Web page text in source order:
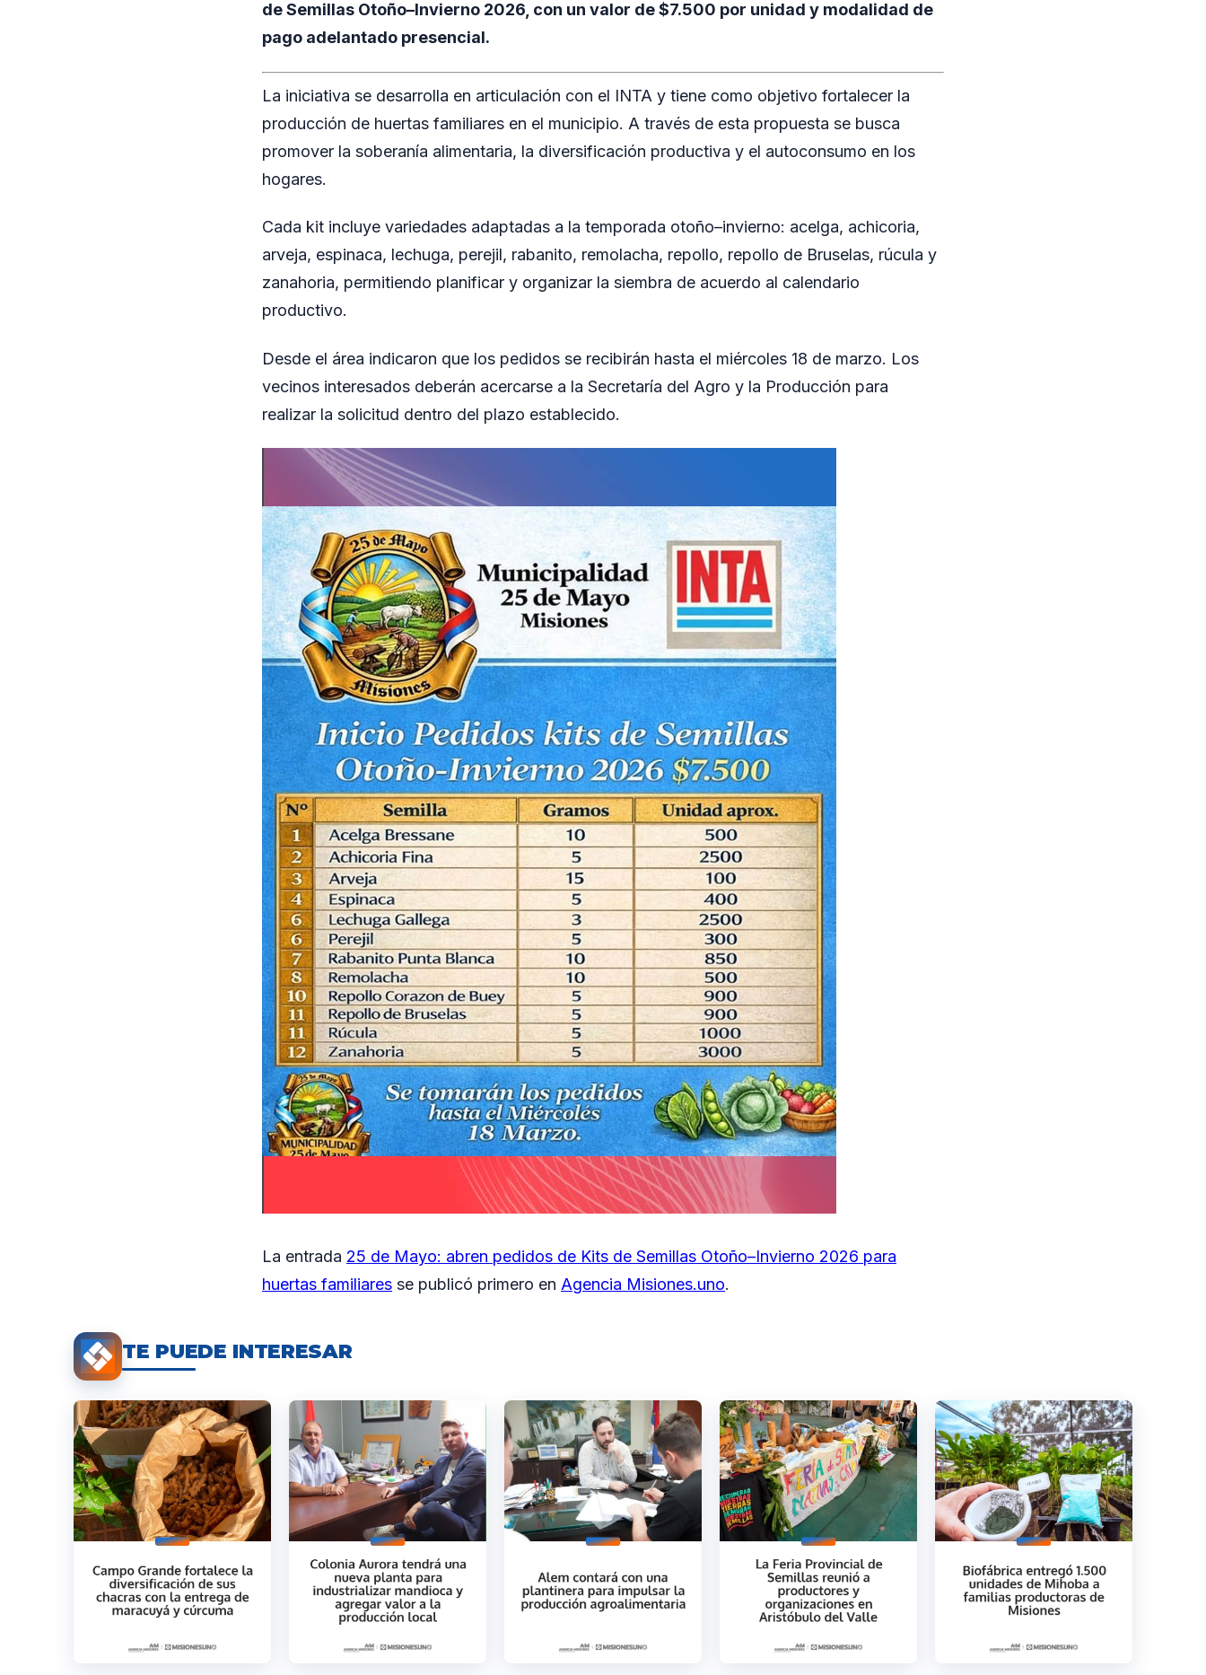
de Semillas Otoño–Invierno 2026, con un valor de $7.500 por unidad y modalidad de
pago adelantado presencial.
La iniciativa se desarrolla en articulación con el INTA y tiene como objetivo fortalecer la
producción de huertas familiares en el municipio. A través de esta propuesta se busca
promover la soberanía alimentaria, la diversificación productiva y el autoconsumo en los
hogares.
Cada kit incluye variedades adaptadas a la temporada otoño–invierno: acelga, achicoria,
arveja, espinaca, lechuga, perejil, rabanito, remolacha, repollo, repollo de Bruselas, rúcula y
zanahoria, permitiendo planificar y organizar la siembra de acuerdo al calendario
productivo.
Desde el área indicaron que los pedidos se recibirán hasta el miércoles 18 de marzo. Los
vecinos interesados deberán acercarse a la Secretaría del Agro y la Producción para
realizar la solicitud dentro del plazo establecido.
La entrada 25 de Mayo: abren pedidos de Kits de Semillas Otoño–Invierno 2026 para
huertas familiares se publicó primero en Agencia Misiones.uno.
TE PUEDE INTERESAR